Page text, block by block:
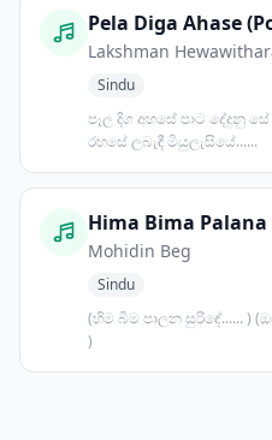
Pela Diga Ahase
Lakshman
Sindu
පෑල දිග අහසේ පාට දේදුනු
රහසේ ලබැඳී මියුලැසියේ......
Hima Bima
Mohidin Beg
Sindu
(හිම බිම පාලන සුරිඳේ...... )
)